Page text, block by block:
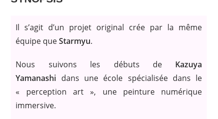
Il s’agit d’un projet original crée par la même
équipe queStarmyu.
Nous suivons les débuts de Kazuya
Yamanashi dans une école spécialisée dans le
« perception art », une peinture numérique
immersive.